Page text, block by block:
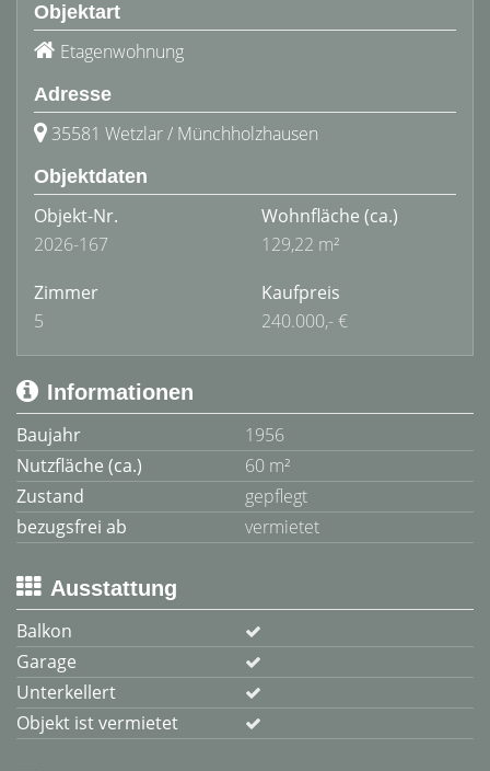
Objektart
Etagenwohnung
Adresse
35581 Wetzlar / Münchholzhausen
Objektdaten
Objekt-Nr.
2026-167
Wohnfläche (ca.)
129,22 m²
Zimmer
5
Kaufpreis
240.000,- €
Informationen
Baujahr
1956
Nutzfläche (ca.)
60 m²
Zustand
gepflegt
bezugsfrei ab
vermietet
Ausstattung
Balkon
Garage
Unterkellert
Objekt ist vermietet